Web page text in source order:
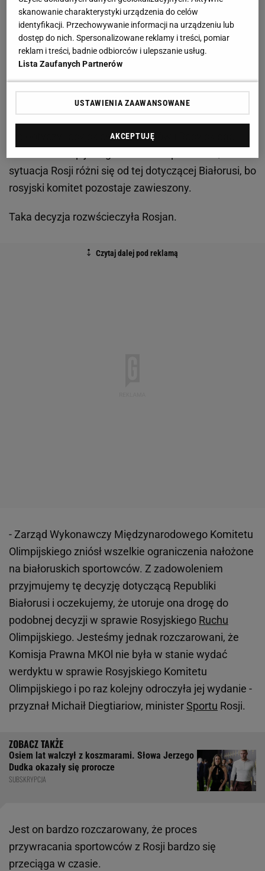
Zobacz wideoInteresują się sportem raz na 4 lata.
"Nie mogę na to patrzeć"
Rosja wściekła na decyzję MKOl-u
nie dotyczy rosyjskich sportowców i Rosyjskiego
sytuacja Rosji różni się od tej dotyczącej Białorusi, bo
rosyjski komitet pozostaje zawieszony.
Taka decyzja rozwścieczyła Rosjan.
- Zarząd Wykonawczy Międzynarodowego Komitetu
Olimpijskiego zniósł wszelkie ograniczenia nałożone
na białoruskich sportowców. Z zadowoleniem
przyjmujemy tę decyzję dotyczącą Republiki
Białorusi i oczekujemy, że utoruje ona drogę do
podobnej decyzji w sprawie Rosyjskiego Ruchu
Olimpijskiego. Jesteśmy jednak rozczarowani, że
Komisja Prawna MKOl nie była w stanie wydać
werdyktu w sprawie Rosyjskiego Komitetu
Olimpijskiego i po raz kolejny odroczyła jej wydanie -
przyznał Michaił Diegtiariow, ministerSportu Rosji.
Osiem lat walczył z koszmarami. Słowa Jerzego
Dudka okazały się prorocze
SUBSKRYPCJA
Jest on bardzo rozczarowany, że proces
przywracania sportowców z Rosji bardzo się
przeciąga w czasie.
skanowanie charakterystyki urządzenia do celów
identyfikacji. Przechowywanie informacji na urządzeniu lub
dostęp do nich. Spersonalizowane reklamy i treści, pomiar
reklam i treści, badnie odbiorców i ulepszanie usług.
Lista Zaufanych Partnerów
USTAWIENIA ZAAWANSOWANE
AKCEPTUJĘ